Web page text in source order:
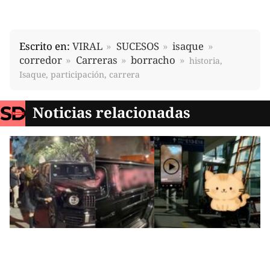
Escrito en: VIRAL SUCESOS
isaque
corredor
Carreras borracho
historia,
Isaque, participación, carrera
Noticias relacionadas